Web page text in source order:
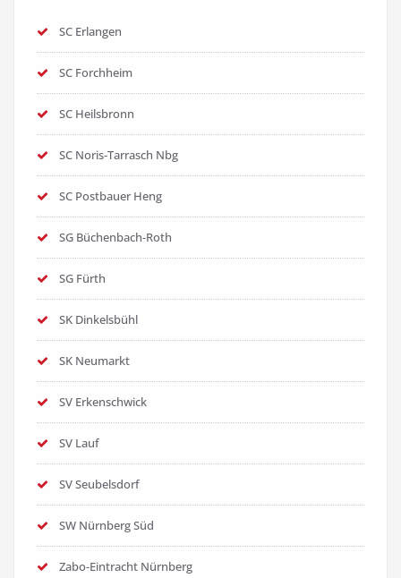
SC Erlangen
SC Forchheim
SC Heilsbronn
SC Noris-Tarrasch Nbg
SC Postbauer Heng
SG Büchenbach-Roth
SG Fürth
SK Dinkelsbühl
SK Neumarkt
SV Erkenschwick
SV Lauf
SV Seubelsdorf
SW Nürnberg Süd
Zabo-Eintracht Nürnberg